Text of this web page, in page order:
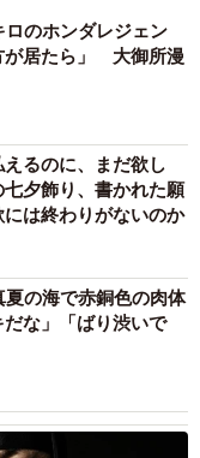
は無理だと思って
えると、子どもそ
どうしたらいい
いんです。それに
います。
物理的に息子と距
時間を持つように
期の子どもに大き
でいいのかなと思
のホンダレジェン
が居たら」 大御所漫
えるのに、まだ欲し
夕飾り、書かれた願
は終わりがないのか
の海で赤銅色の肉体
な」「ばり渋いで